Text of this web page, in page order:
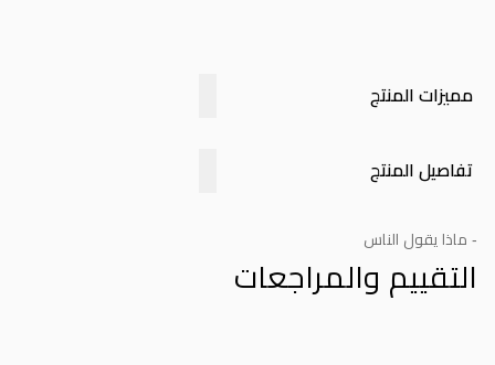
مميزات المنتج
تفاصيل المنتج
- ماذا يقول الناس
التقييم والمراجعات